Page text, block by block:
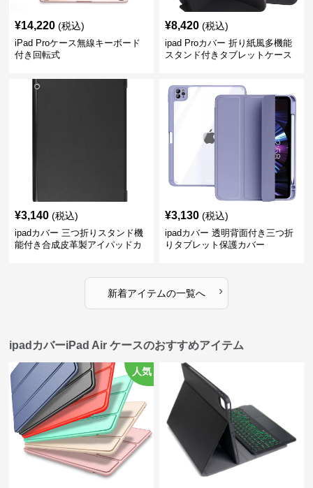
¥14,220 (税込)
iPad Proケース無線キーボード
付き回転式
¥8,420 (税込)
ipad Proカバー 折り紙風多機能
スタンド付きタブレットケース
¥3,140 (税込)
ipadカバー 三つ折りスタンド機
能付き合成皮革製アイパッドカ
¥3,130 (税込)
ipadカバー 透明背面付き三つ折
りタブレット保護カバー
新着アイテムの一覧へ ›
ipadカバーiPad Air ケースのおすすめアイテム
人気